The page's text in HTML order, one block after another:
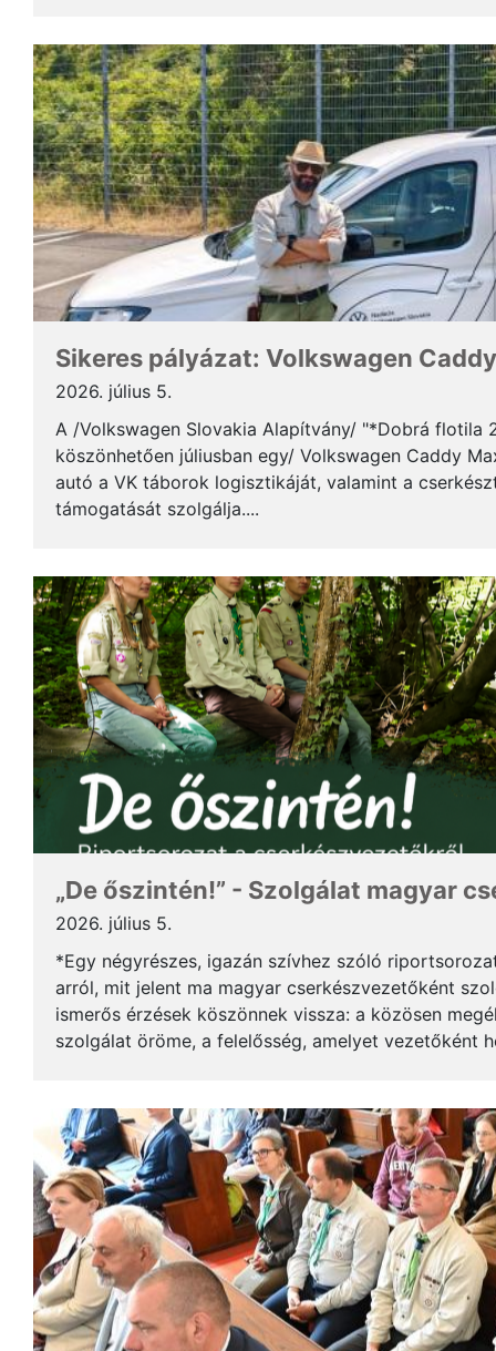
Sikeres pályázat: Volkswagen
2026. július 5.
A /Volkswagen Slovakia Alapítvány/ "*Dobrá flotila
köszönhetően júliusban egy/ Volkswagen Caddy
autó a VK táborok logisztikáját, valamint a
támogatását szolgálja....
„De őszintén!” - Szolgálat magyar
2026. július 5.
*Egy négyrészes, igazán szívhez szóló
arról, mit jelent ma magyar cserkészvezetőként
ismerős érzések köszönnek vissza: a közösen
szolgálat öröme, a felelősség, amelyet vezetőként